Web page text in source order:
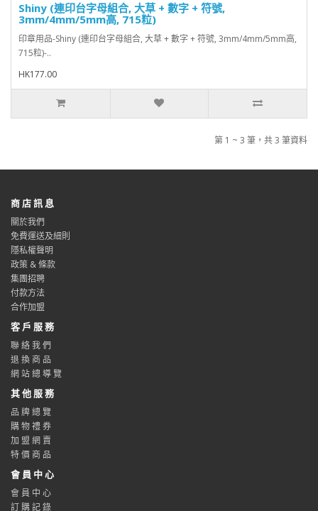
Shiny (連印台字母組合, 大草 + 數字 + 符號,
3mm/4mm/5mm高, 715粒)
印章用品-Shiny (連印台字母組合, 大草 + 數字 + 符號, 3mm/4mm/5mm高,
715粒)-..
HK177.00
第 1 ~ 3 筆，共 3 筆資料
商 店 訊 息
關於我們
免費運送及細則
隱私權聲明
政策 & 條款
集團招聘
付款方法
合作加盟
客 戶 服 務
聯 絡 我 們
退 換 商 品
網 站 總 導 覽
其 他 服 務
品 牌 總 覽
購 物 禮 券
加 盟 網 賣
特 價 商 品
會 員 中 心
會 員 中 心
訂 購 記 錄